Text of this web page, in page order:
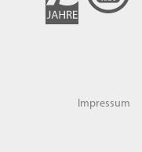
Impressum